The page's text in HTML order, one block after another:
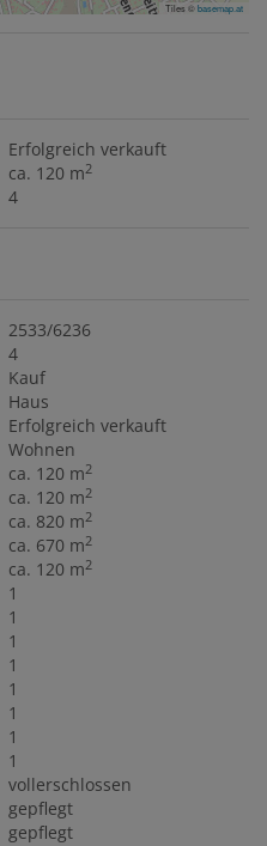
Tiles ©basemap.at
Erfolgreich verkauft
ca. 120 m2
4
2533/6236
4
Kauf
Haus
Erfolgreich verkauft
Wohnen
ca. 120 m2
ca. 120 m2
ca. 820 m2
ca. 670 m2
ca. 120 m2
1
1
1
1
1
1
1
1
vollerschlossen
gepflegt
gepflegt